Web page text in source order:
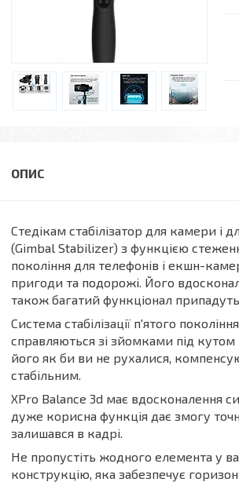
Стедікам стабілізатор для камери і
(Gimbal Stabilizer) з функцією
покоління для телефонів і екшн-
пригоди та подорожі. Його
також багатий функціонал
Система стабілізації п'ятого
справляються зі зйомками під кутом
його як би ви не рухалися,
стабільним.
XPro Balance 3d має вдосконалення
дуже корисна функція дає змогу
залишався в кадрі.
Не пропустіть жодного елемента у
конструкцію, яка забезпечує